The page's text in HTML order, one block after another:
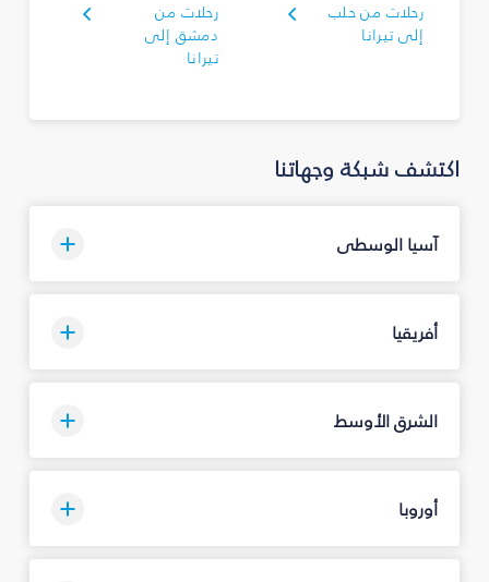
رحلات من حلب
إلى تيرانا
رحلات من
دمشق إلى
تيرانا
اكتشف شبكة وجهاتنا
آسيا الوسطى
أفريقيا
الشرق الأوسط
أوروبا